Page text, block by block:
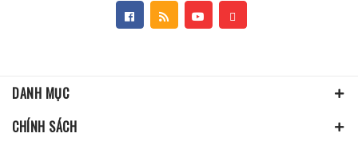
DANH MỤC
CHÍNH SÁCH